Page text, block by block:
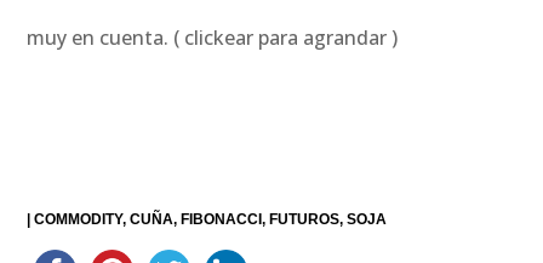
muy en cuenta. ( clickear para agrandar )
|COMMODITY CUÑA FIBONACCI FUTUROS SOJA